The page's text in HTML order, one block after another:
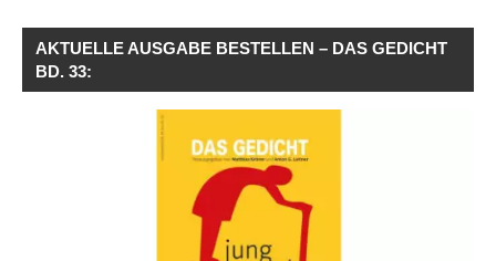
AKTUELLE AUSGABE BESTELLEN – DAS GEDICHT
BD. 33: